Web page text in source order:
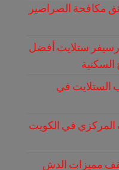
مكافحة الصراصير
ستلايت أفضل
الستلايت في
المركزي في الكويت
مميزات الدش